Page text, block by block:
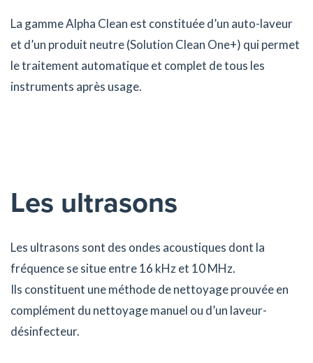
La gamme Alpha Clean est constituée d’un auto-laveur
et d’un produit neutre (Solution Clean One+) qui permet
le traitement automatique et complet de tous les
instruments après usage.
Les ultrasons
Les ultrasons sont des ondes acoustiques dont la
fréquence se situe entre 16 kHz et 10 MHz.
Ils constituent une méthode de nettoyage prouvée en
complément du nettoyage manuel ou d’un laveur-
désinfecteur.